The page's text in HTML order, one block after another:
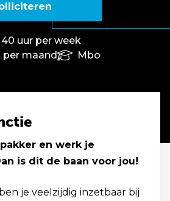
40 uur per week
maand
Mbo
en werk je
is dit de baan voor jou!
je veelzijdig inzetbaar bij